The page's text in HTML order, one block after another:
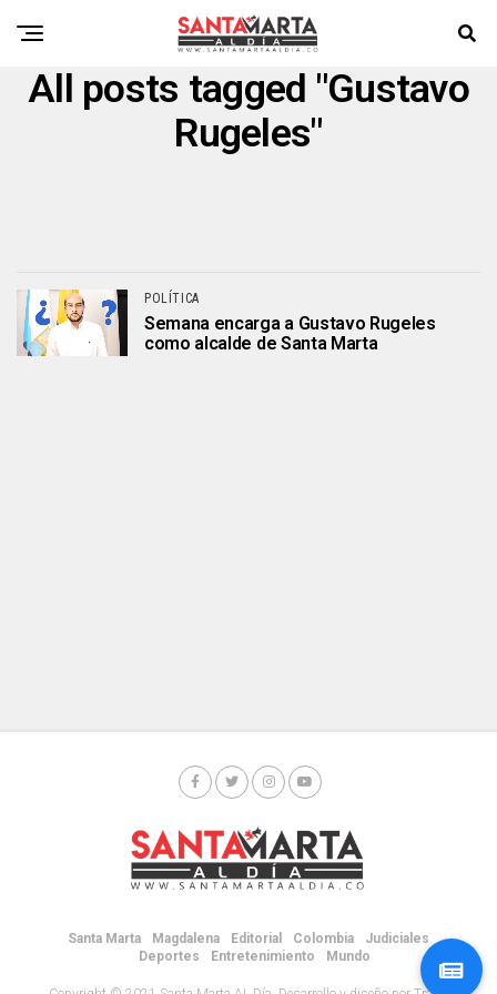
All posts tagged "Gustavo
Rugeles"
POLÍTICA
Semana encarga a Gustavo Rugeles
como alcalde de Santa Marta
Santa Marta Magdalena Editorial Colombia
Judiciales
Deportes
Entretenimiento Mundo